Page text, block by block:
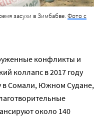
засухи в Зимбабве. Фото с
конфликты и
коллапс в 2017 году
в Сомали, Южном Судане,
около 140